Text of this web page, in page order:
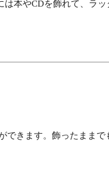
本やCDを飾れて、ラ
きます。飾ったままで